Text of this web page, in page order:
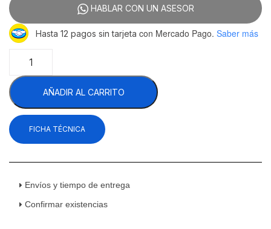
HABLAR CON UN ASESOR
Hasta 12 pagos sin tarjeta con Mercado Pago. Saber más
ABBC-
24-
60
HC
Refrigerador
Contrabarra
Vinil
Bar
AÑADIR AL CARRITO
FICHA TÉCNICA
Envíos y tiempo de entrega
Confirmar existencias